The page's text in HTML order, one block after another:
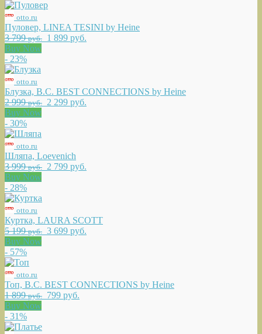
otto.ru
Пуловер, LINEA TESINI by Heine
3 799руб. 1 899 руб.
Buy Now
- 23%
otto.ru
Блузка, B.C. BEST CONNECTIONS by Heine
2 999руб. 2 299 руб.
Buy Now
- 30%
otto.ru
Шляпа, Loevenich
3 999руб. 2 799 руб.
Buy Now
- 28%
otto.ru
Куртка, LAURA SCOTT
5 199руб. 3 699 руб.
Buy Now
- 57%
otto.ru
Топ, B.C. BEST CONNECTIONS by Heine
1 899руб. 799 руб.
Buy Now
- 31%